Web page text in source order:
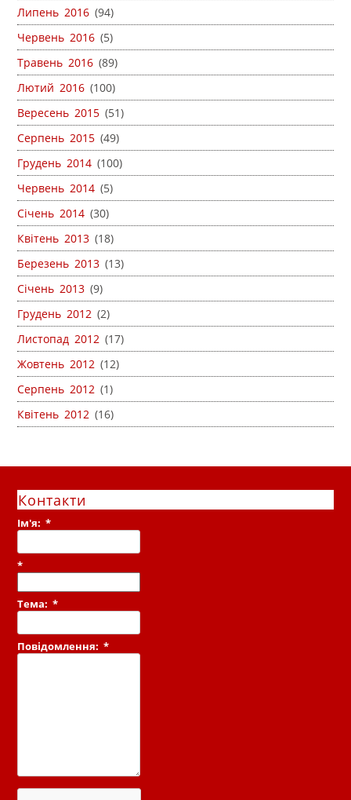
Липень 2016 (94)
Червень 2016 (5)
Травень 2016 (89)
Лютий 2016 (100)
Вересень 2015 (51)
Серпень 2015 (49)
Грудень 2014 (100)
Червень 2014 (5)
Січень 2014 (30)
Квітень 2013 (18)
Березень 2013 (13)
Січень 2013 (9)
Грудень 2012 (2)
Листопад 2012 (17)
Жовтень 2012 (12)
Серпень 2012 (1)
Квітень 2012 (16)
Контакти
Ім'я:*
*
Тема:*
Повідомлення:*